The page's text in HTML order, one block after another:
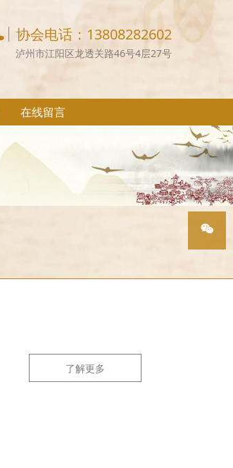
协会电话：13808282602
泸州市江阳区龙透关路46号4层27号
在线留言
了解更多